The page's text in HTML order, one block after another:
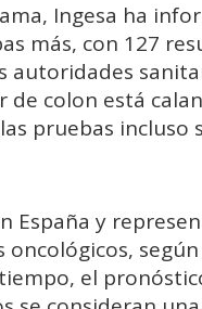
Ingesa ha
más, con 127
autoridades
de colon está
pruebas incluso
España y
el